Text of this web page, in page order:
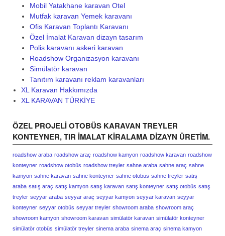
Mobil Yatakhane karavan Otel
Mutfak karavan Yemek karavanı
Ofis Karavan Toplantı Karavanı
Özel İmalat Karavan dizayn tasarım
Polis karavanı askeri karavan
Roadshow Organizasyon karavanı
Simülatör karavan
Tanıtım karavanı reklam karavanları
XL Karavan Hakkımızda
XL KARAVAN TÜRKİYE
ÖZEL PROJELI OTOBÜS KARAVAN TREYLER
KONTEYNER, TIR IMALAT KIRALAMA DIZAYN ÜRETIM.
roadshow araba roadshow araç roadshow kamyon roadshow karavan roadshow
konteyner roadshow otobüs roadshow treyler sahne araba sahne araç sahne
kamyon sahne karavan sahne konteyner sahne otobüs sahne treyler satış
araba satış araç satış kamyon satış karavan satış konteyner satış otobüs satış
treyler seyyar araba seyyar araç seyyar kamyon seyyar karavan seyyar
konteyner seyyar otobüs seyyar treyler showroom araba showroom araç
showroom kamyon showroom karavan simülatör karavan simülatör konteyner
simülatör otobüs simülatör treyler sinema araba sinema araç sinema kamyon